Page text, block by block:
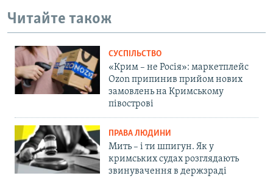
Читайте також
СУСПІЛЬСТВО
«Крим – не Росія»: маркетплейс
Ozon припинив прийом нових
замовлень на Кримському
півострові
ПРАВА ЛЮДИНИ
Мить – і ти шпигун. Як у
кримських судах розглядають
звинувачення в держзраді